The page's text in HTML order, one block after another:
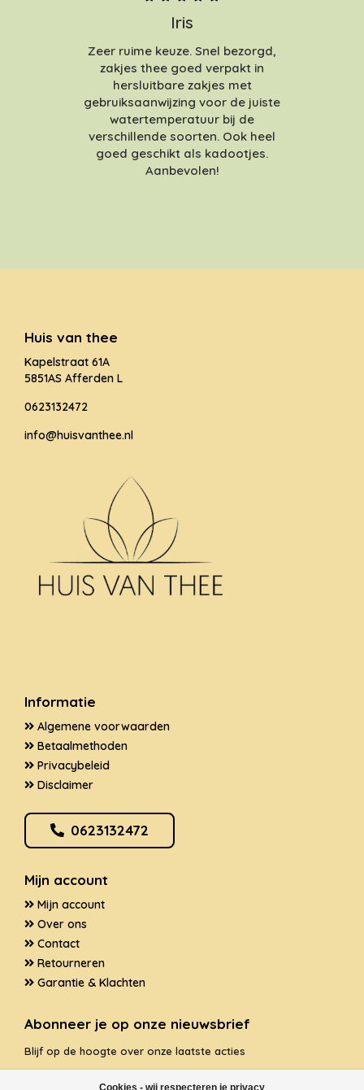
Cookies - wij respecteren je privacy
Iris
Zeer ruime keuze. Snel bezorgd,
zakjes thee goed verpakt in
hersluitbare zakjes met
gebruiksaanwijzing voor de juiste
watertemperatuur bij de
verschillende soorten. Ook heel
goed geschikt als kadootjes.
Aanbevolen!
Huis van thee
Kapelstraat 61A
5851AS Afferden L
0623132472
info@huisvanthee.nl
Informatie
Algemene voorwaarden
Betaalmethoden
Privacybeleid
Disclaimer
0623132472
Mijn account
Mijn account
Over ons
Contact
Retourneren
Garantie & Klachten
Abonneer je op onze nieuwsbrief
Blijf op de hoogte over onze laatste acties